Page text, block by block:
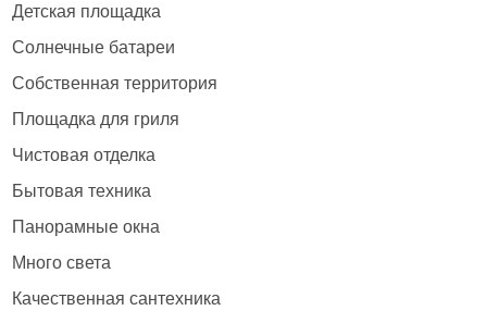
Детская площадка
Солнечные батареи
Собственная территория
Площадка для гриля
Чистовая отделка
Бытовая техника
Панорамные окна
Много света
Качественная сантехника